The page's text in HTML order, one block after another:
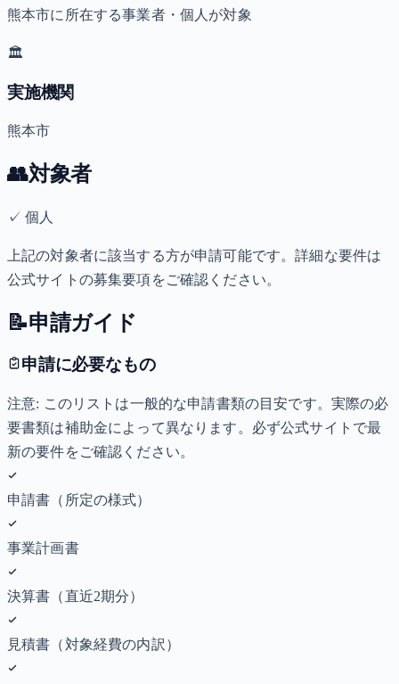
熊本市に所在する事業者・個人が対象
🏛️
実施機関
熊本市
👥対象者
✓個人
上記の対象者に該当する方が申請可能です。詳細な要件は
公式サイトの募集要項をご確認ください。
📝申請ガイド
申請に必要なもの
注意: このリストは一般的な申請書類の目安です。実際の必
要書類は補助金によって異なります。必ず公式サイトで最
新の要件をご確認ください。
申請書（所定の様式）
事業計画書
決算書（直近2期分）
見積書（対象経費の内訳）